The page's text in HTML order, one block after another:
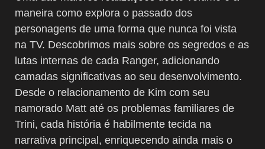
maneira como explora o passado dos
personagens de uma forma que nunca foi vista
na TV. Descobrimos mais sobre os segredos e as
lutas internas de cada Ranger, adicionando
camadas significativas ao seu desenvolvimento.
Desde o relacionamento de Kim com seu
namorado Matt até os problemas familiares de
Trini, cada história é habilmente tecida na
narrativa principal, enriquecendo ainda mais o